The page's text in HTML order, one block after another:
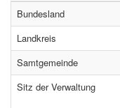
Bundesland
Landkreis
Samtgemeinde
Sitz der Verwaltung